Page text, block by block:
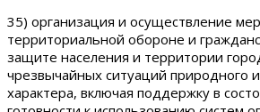
35) организация и осуществление
территориальной обороне и
защите населения и территории
чрезвычайных ситуаций природного
характера, включая поддержку в